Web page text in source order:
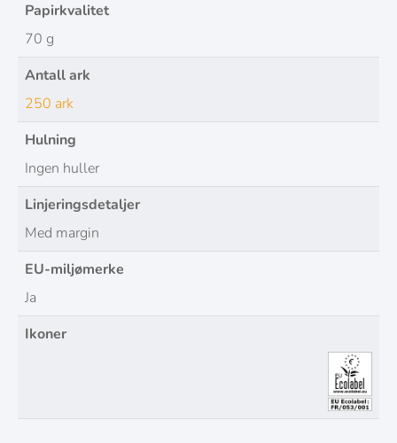
Papirkvalitet
70 g
Antall ark
250 ark
Hulning
Ingen huller
Linjeringsdetaljer
Med margin
EU-miljømerke
Ja
Ikoner